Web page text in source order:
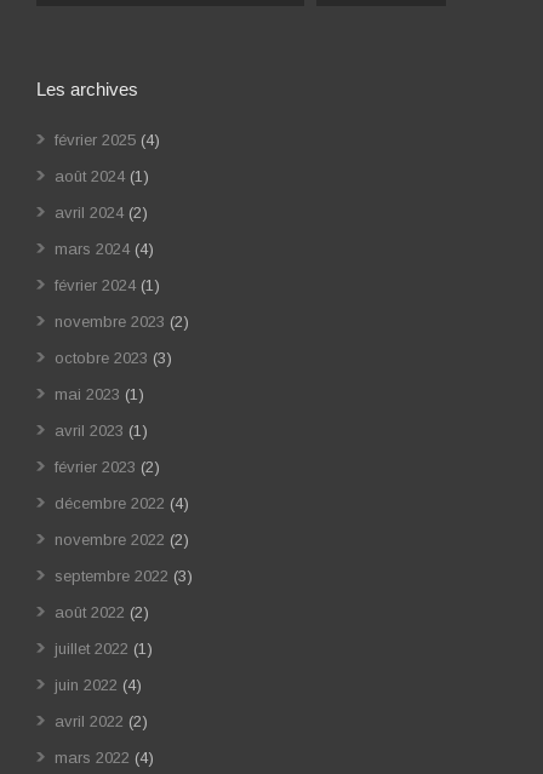
Les archives
février 2025 (4)
août 2024 (1)
avril 2024 (2)
mars 2024 (4)
février 2024 (1)
novembre 2023 (2)
octobre 2023 (3)
mai 2023 (1)
avril 2023 (1)
février 2023 (2)
décembre 2022 (4)
novembre 2022 (2)
septembre 2022 (3)
août 2022 (2)
juillet 2022 (1)
juin 2022 (4)
avril 2022 (2)
mars 2022 (4)